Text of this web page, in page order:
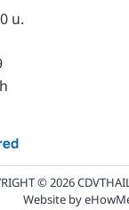
น.
© 2026
Website by